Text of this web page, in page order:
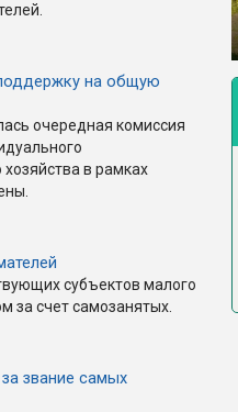
на общую
очередная комиссия
в рамках
субъектов малого
за счет самозанятых.
звание самых